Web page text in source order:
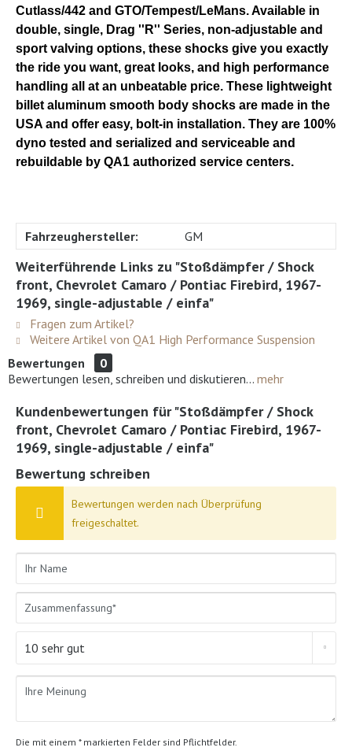
Cutlass/442 and GTO/Tempest/LeMans. Available in
double, single, Drag ''R'' Series, non-adjustable and
sport valving options, these shocks give you exactly
the ride you want, great looks, and high performance
handling all at an unbeatable price. These lightweight
billet aluminum smooth body shocks are made in the
USA and offer easy, bolt-in installation. They are 100%
dyno tested and serialized and serviceable and
rebuildable by QA1 authorized service centers.
Fahrzeughersteller: GM
Weiterführende Links zu "Stoßdämpfer / Shock
front, Chevrolet Camaro / Pontiac Firebird, 1967-
1969, single-adjustable / einfa"
Fragen zum Artikel?
Weitere Artikel von QA1 High Performance Suspension
Bewertungen
0
Bewertungen lesen, schreiben und diskutieren... mehr
Kundenbewertungen für "Stoßdämpfer / Shock
front, Chevrolet Camaro / Pontiac Firebird, 1967-
1969, single-adjustable / einfa"
Bewertung schreiben
Bewertungen werden nach Überprüfung
freigeschaltet.
Die mit einem * markierten Felder sind Pflichtfelder.